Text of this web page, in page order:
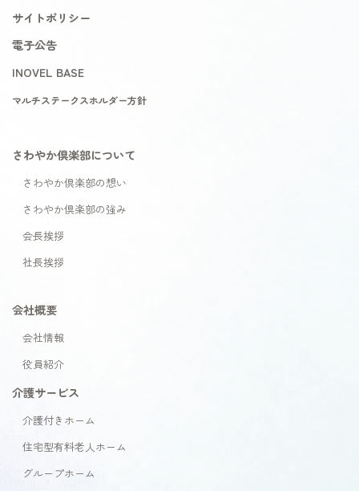
サイトポリシー
電子公告
INOVEL BASE
マルチステークスホルダー方針
さわやか倶楽部について
さわやか倶楽部の想い
さわやか倶楽部の強み
会長挨拶
社長挨拶
会社概要
会社情報
役員紹介
介護サービス
介護付きホーム
住宅型有料老人ホーム
グループホーム